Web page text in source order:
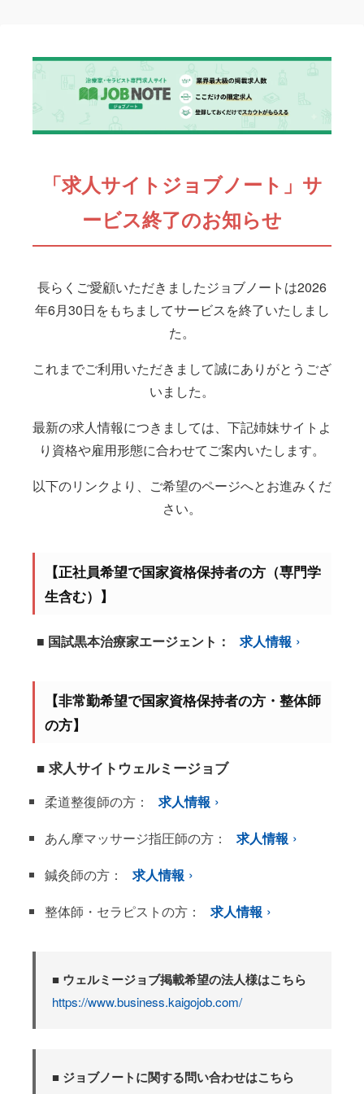
「求人サイトジョブノート」サ
ービス終了のお知らせ
長らくご愛顧いただきましたジョブノートは2026
年6月30日をもちましてサービスを終了いたしまし
た。
これまでご利用いただきまして誠にありがとうござ
いました。
最新の求人情報につきましては、下記姉妹サイトよ
り資格や雇用形態に合わせてご案内いたします。
以下のリンクより、ご希望のページへとお進みくだ
さい。
【正社員希望で国家資格保持者の方（専門学
生含む）】
■ 国試黒本治療家エージェント： 求人情報
【非常勤希望で国家資格保持者の方・整体師
の方】
■ 求人サイトウェルミージョブ
柔道整復師の方：
求人情報
あん摩マッサージ指圧師の方：
求人情報
鍼灸師の方：
求人情報
整体師・セラピストの方：
求人情報
■ ウェルミージョブ掲載希望の法人様はこちら
https://www.business.kaigojob.com/
■ ジョブノートに関する問い合わせはこちら